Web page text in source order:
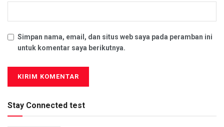
Simpan nama, email, dan situs web saya pada peramban ini
untuk komentar saya berikutnya.
Stay Connected test